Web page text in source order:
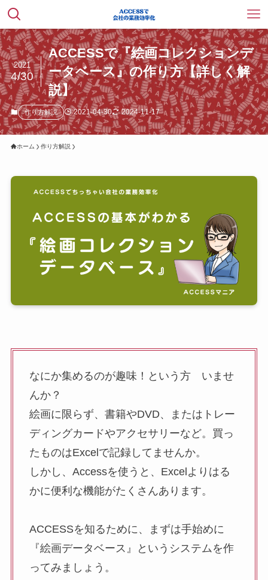
ACCESSで『絵画コレクションデ
ータベース』の作り方【詳しく解
説】
2021
4/30
作り方解説 2021-04-30 2024-11-17
ホーム 作り方解説
なにか集めるのが趣味！という方 いませ
んか？
絵画に限らず、書籍やDVD、またはトレー
ディングカードやアクセサリーなど。買っ
たものはExcelで記録してませんか。
しかし、Accessを使うと、Excelよりはる
かに便利な機能がたくさんあります。
ACCESSを知るために、まずは手始めに
『絵画データベース』というシステムを作
ってみましょう。